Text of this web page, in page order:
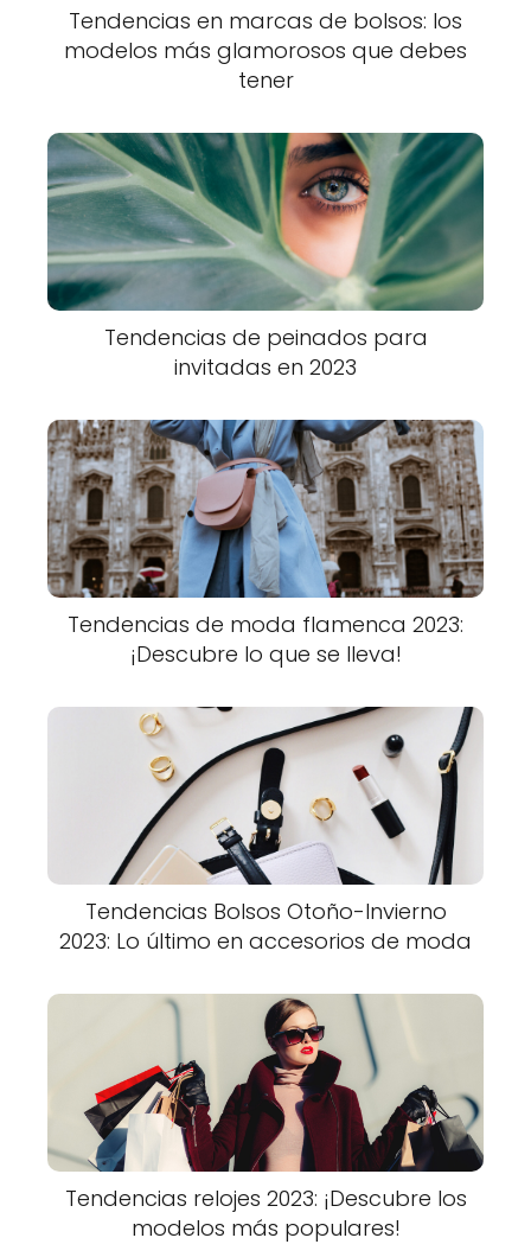
Tendencias en marcas de bolsos: los
modelos más glamorosos que debes
tener
Tendencias de peinados para
invitadas en 2023
Tendencias de moda flamenca 2023:
¡Descubre lo que se lleva!
Tendencias Bolsos Otoño-Invierno
2023: Lo último en accesorios de moda
Tendencias relojes 2023: ¡Descubre los
modelos más populares!